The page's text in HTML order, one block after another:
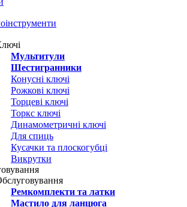
Мультитули
Шестигранники
Конусні ключі
Рожкові ключі
Торцеві ключі
Торкс ключі
Динамометричні ключі
Для спиць
Кусачки та плоскогубці
Викрутки
Ремкомплекти та латки
Мастило для ланцюга